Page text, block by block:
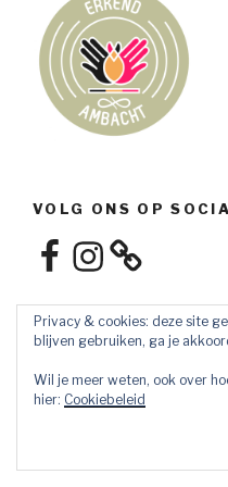
VOLG ONS OP
FacebookInstagram
Privacybeleid
Privacy & cookies: deze site
blijven gebruiken, ga je
Wil je meer weten, ook over
hier: Cookiebeleid